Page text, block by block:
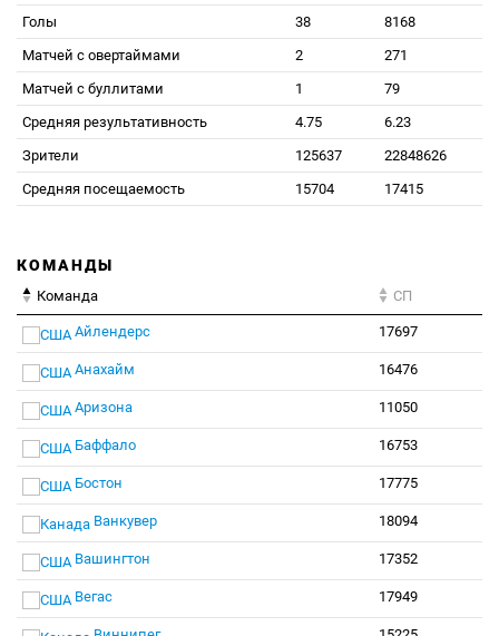
Голы
38
8168
Матчей с овертаймами
2
271
Матчей с буллитами
1
79
Средняя результативность
4.75
6.23
Зрители
125637
22848626
Средняя посещаемость
15704 17415
КОМАНДЫ
Команда СП
Айлендерс 17697
Анахайм 16476
Аризона 11050
Баффало 16753
Бостон 17775
Ванкувер 18094
Вашингтон 17352
Вегас 17949